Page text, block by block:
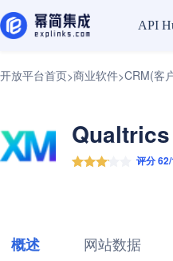
API
开放平台首页>商业软件>CRM(客
评分
概述 网站数据